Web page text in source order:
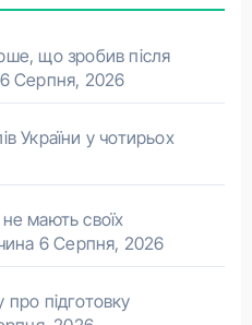
що зробив після
6 Серпня, 2026
України у чотирьох
мають своїх
6 Серпня, 2026
про підготовку